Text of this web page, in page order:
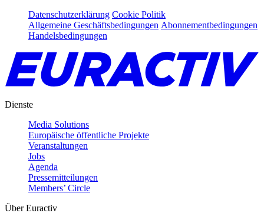
Datenschutzerklärung Cookie Politik
Allgemeine Geschäftsbedingungen Abonnementbedingungen
Handelsbedingungen
Dienste
Media Solutions
Europäische öffentliche Projekte
Veranstaltungen
Jobs
Agenda
Pressemitteilungen
Members’ Circle
Über Euractiv